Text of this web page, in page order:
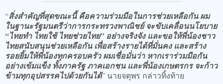
“สิ่งสำคัญที่สุดขณะนี้ คือความร่วมมือในการช่วยเหลือกัน ผม
ในฐานะรัฐมนตรีว่าการกระทรวงพาณิชย์ จะขับเคลื่อนนโยบาย
“ไทยทำ ไทยใช้ ไทยช่วยไทย” อย่างจริงจัง และขอให้พี่น้องชาว
ไทยสนับสนุนช่วยเหลือกัน เพื่อสร้างรายได้ที่มั่นคง และสร้าง
รอยยิ้มให้พี่น้องทุกครอบครัว ผมเชื่อมั่นว่า หากเราร่วมมือกัน
อย่างเข้มแข็ง ทั้งภาครัฐ ภาคเอกชน และพี่น้องเกษตรกร จะก้าว
ข้ามทุกอุปสรรคไปด้วยกันได้” นายจตุพร กล่าวทิ้งท้าย